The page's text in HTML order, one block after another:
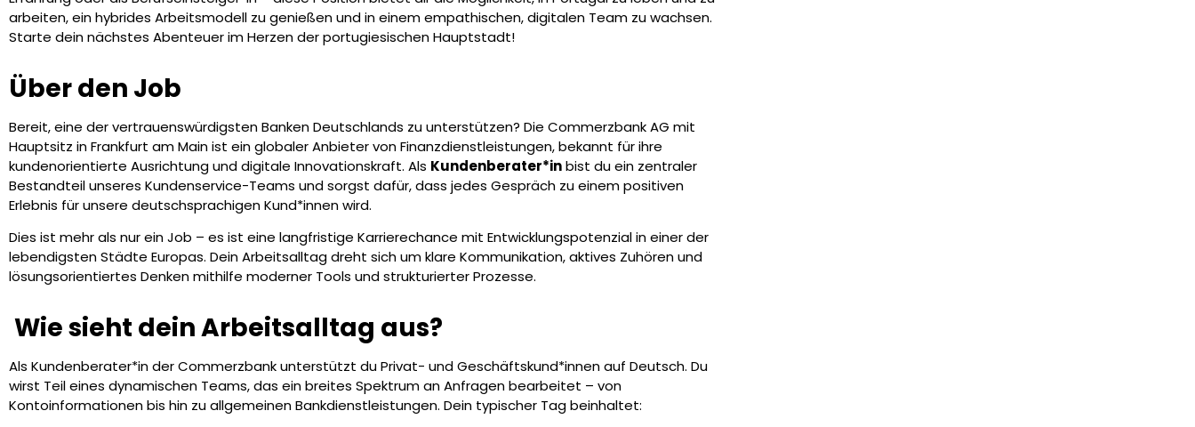
arbeiten, ein hybrides Arbeitsmodell zu genießen und in einem empathischen, digitalen Team zu wachsen.
Starte dein nächstes Abenteuer im Herzen der portugiesischen Hauptstadt!
Über den Job
Bereit, eine der vertrauenswürdigsten Banken Deutschlands zu unterstützen? Die Commerzbank AG mit
Hauptsitz in Frankfurt am Main ist ein globaler Anbieter von Finanzdienstleistungen, bekannt für ihre
kundenorientierte Ausrichtung und digitale Innovationskraft. Als Kundenberater*inbist du ein zentraler
Bestandteil unseres Kundenservice-Teams und sorgst dafür, dass jedes Gespräch zu einem positiven
Erlebnis für unsere deutschsprachigen Kund*innen wird.
Dies ist mehr als nur ein Job – es ist eine langfristige Karrierechance mit Entwicklungspotenzial in einer der
lebendigsten Städte Europas. Dein Arbeitsalltag dreht sich um klare Kommunikation, aktives Zuhören und
lösungsorientiertes Denken mithilfe moderner Tools und strukturierter Prozesse.
‍ Wie sieht dein Arbeitsalltag aus?
Als Kundenberater*in der Commerzbank unterstützt du Privat- und Geschäftskund*innen auf Deutsch. Du
wirst Teil eines dynamischen Teams, das ein breites Spektrum an Anfragen bearbeitet – von
Kontoinformationen bis hin zu allgemeinen Bankdienstleistungen. Dein typischer Tag beinhaltet: